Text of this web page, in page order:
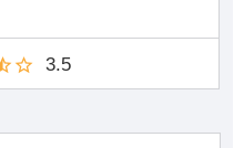
3.5